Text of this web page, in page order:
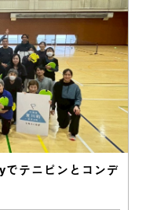
テニピンとコンデ